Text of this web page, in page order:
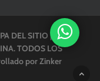
DEL SITIO | ©
TODOS LOS
por Zinker